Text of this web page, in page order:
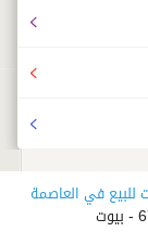
للبيع في العاصمة